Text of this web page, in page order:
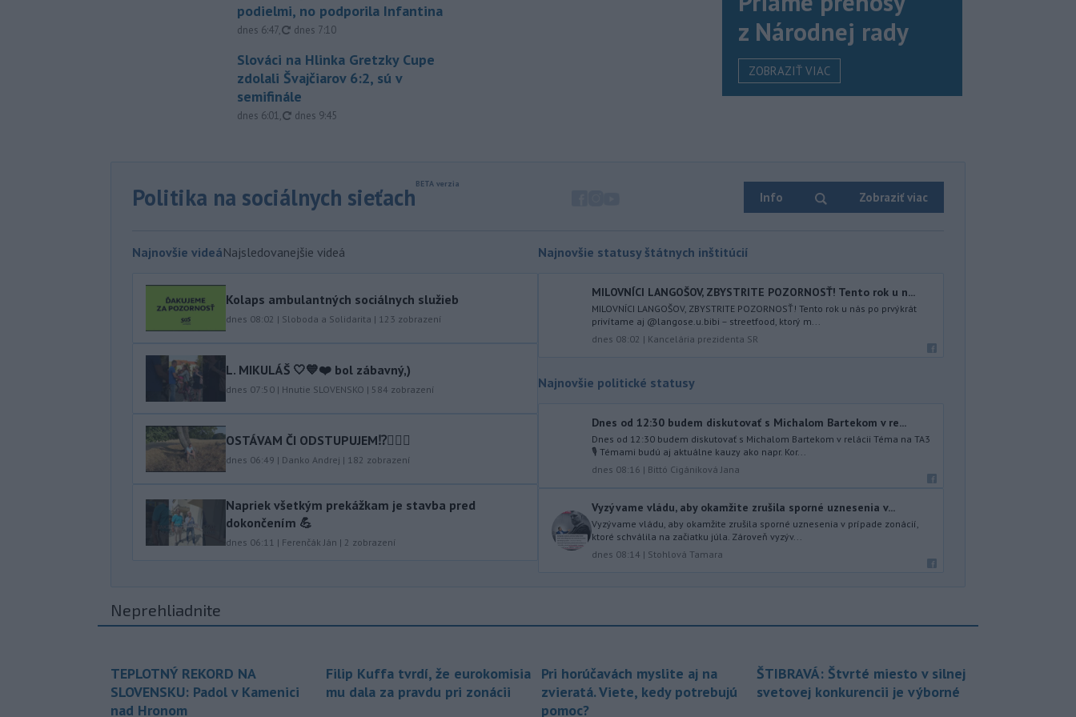
podielmi, no podporila Infantina
dnes 6:47, aktualizované
dnes 7:10
Slováci na Hlinka Gretzky Cupe
zdolali Švajčiarov 6:2, sú v
semifinále
dnes 6:01, aktualizované
dnes 9:45
elektrárne.
objavila ďalší podzemný tunel,
slúžiť na nelegálne
prevádzanie migrantov z Bieloruska
na územie tohto členského štátu
Ruská dezinformačná
kandidáta, bývalého
centristického premiéra Attala. Ako
informovala agentúra AFP, odhalil ju
vládny úrad Viginum a s „vysokou
dezinformačnej sieti s názvom
Matrioška.
Na jednokoľajovom
motorovým vozidlom.
Kolumbii v stredu zachránili
zatúlané mláďa hrocha. Na brehu
rieky ho našli rybári so známkami
z Národnej rady
ZOBRAZIŤ VIAC
Politika na sociálnych sieťach Info Zobraziť viac
Najnovšie videáNajsledovanejšie videá
Kolaps ambulantných sociálnych služieb
dnes 08:02 | Sloboda a Solidarita | 123 zobrazení
L. MIKULÁŠ 🤍💙❤️ bol zábavný,)
dnes 07:50 | Hnutie SLOVENSKO | 584 zobrazení
OSTÁVAM ČI ODSTUPUJEM⁉️🤷🏻‍♂️
dnes 06:49 | Danko Andrej | 182 zobrazení
Napriek všetkým prekážkam je stavba pred
dokončením 💪
dnes 06:11 | Ferenčák Ján | 2 zobrazení
Najnovšie statusy štátnych inštitúcií
MILOVNÍCI LANGOŠOV, ZBYSTRITE POZORNOSŤ! Tento rok u n...
MILOVNÍCI LANGOŠOV, ZBYSTRITE POZORNOSŤ! Tento rok u nás po prvýkrát
privítame aj @langose.u.bibi – streetfood, ktorý m...
dnes 08:02 | Kancelária prezidenta SR
Najnovšie politické statusy
Dnes od 12:30 budem diskutovať s Michalom Bartekom v re...
Dnes od 12:30 budem diskutovať s Michalom Bartekom v relácii Téma na TA3
🎙️ Témami budú aj aktuálne kauzy ako napr. Kor...
dnes 08:16 | Bittó Cigániková Jana
Vyzývame vládu, aby okamžite zrušila sporné uznesenia v...
Vyzývame vládu, aby okamžite zrušila sporné uznesenia v prípade zonácií,
ktoré schválila na začiatku júla. Zároveň vyzýv...
dnes 08:14 | Stohlová Tamara
Neprehliadnite
TEPLOTNÝ REKORD NA
SLOVENSKU: Padol v Kamenici
nad Hronom
Filip Kuffa tvrdí, že eurokomisia
mu dala za pravdu pri zonácii
Pri horúčavách myslite aj na
zvieratá. Viete, kedy potrebujú
pomoc?
ŠTIBRAVÁ: Štvrté miesto v silnej
svetovej konkurencii je výborné